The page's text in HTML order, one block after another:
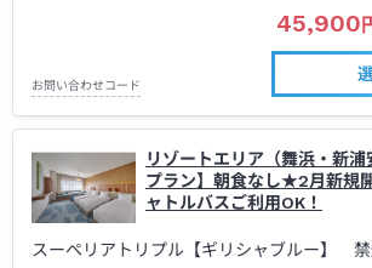
45,900
お問い合わせコード
リゾートエリア（舞浜・新浦
プラン】朝食なし★2月新規
ャトルバスご利用OK！
スーペリアトリプル【ギリシャブルー】